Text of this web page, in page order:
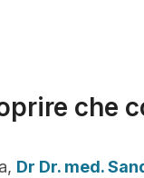
che
Dr Dr. med.